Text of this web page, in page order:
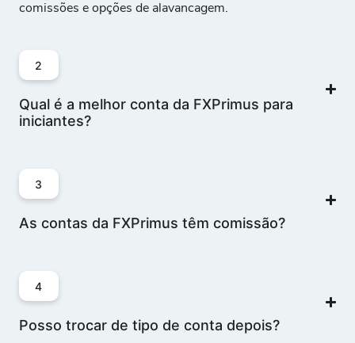
comissões e opções de alavancagem.
2
Qual é a melhor conta da FXPrimus para
iniciantes?
3
As contas da FXPrimus têm comissão?
4
Posso trocar de tipo de conta depois?